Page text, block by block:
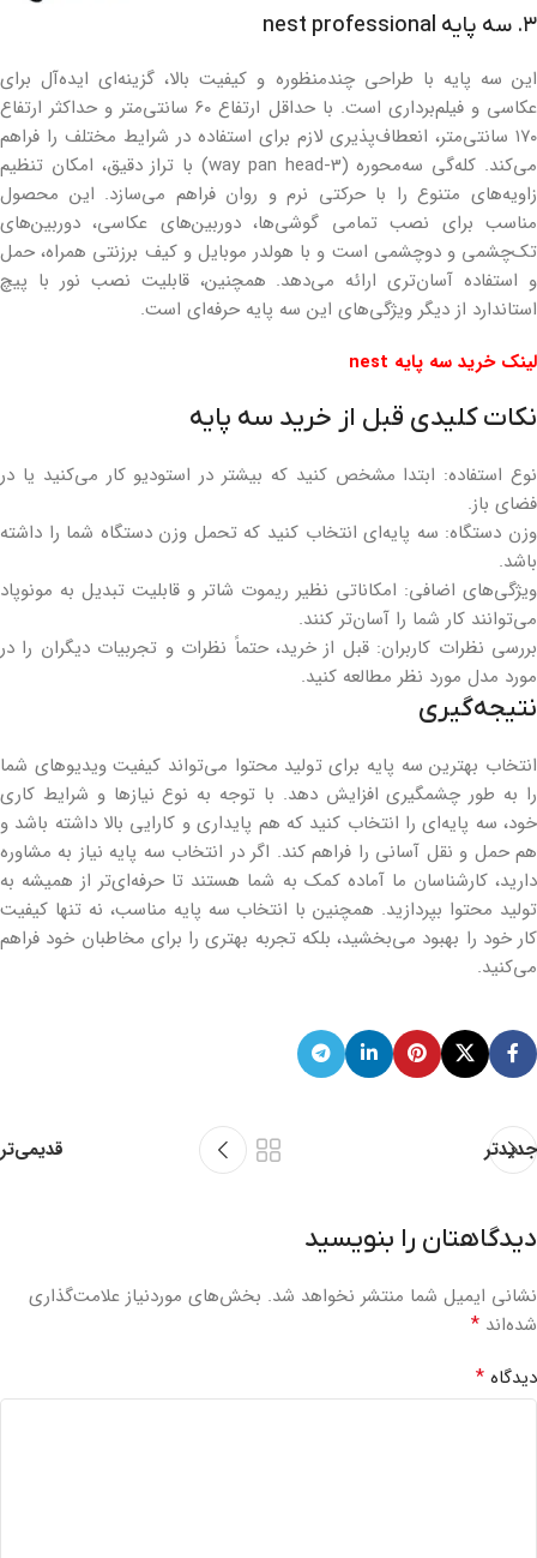
۳. سه پایه nest professional
این سه پایه با طراحی چندمنظوره و کیفیت بالا، گزینه‌ای ایده‌آل برای
عکاسی و فیلم‌برداری است. با حداقل ارتفاع ۶۰ سانتی‌متر و حداکثر ارتفاع
۱۷۰ سانتی‌متر، انعطاف‌پذیری لازم برای استفاده در شرایط مختلف را فراهم
می‌کند. کله‌گی سه‌محوره (3-way pan head) با تراز دقیق، امکان تنظیم
زاویه‌های متنوع را با حرکتی نرم و روان فراهم می‌سازد. این محصول
مناسب برای نصب تمامی گوشی‌ها، دوربین‌های عکاسی، دوربین‌های
تک‌چشمی و دوچشمی است و با هولدر موبایل و کیف برزنتی همراه، حمل
و استفاده آسان‌تری ارائه می‌دهد. همچنین، قابلیت نصب نور با پیچ
استاندارد از دیگر ویژگی‌های این سه پایه حرفه‌ای است.
لینک خرید سه پایه nest
نکات کلیدی قبل از خرید سه پایه
نوع استفاده: ابتدا مشخص کنید که بیشتر در استودیو کار می‌کنید یا در
فضای باز.
وزن دستگاه: سه پایه‌ای انتخاب کنید که تحمل وزن دستگاه شما را داشته
باشد.
ویژگی‌های اضافی: امکاناتی نظیر ریموت شاتر و قابلیت تبدیل به مونوپاد
می‌توانند کار شما را آسان‌تر کنند.
بررسی نظرات کاربران: قبل از خرید، حتماً نظرات و تجربیات دیگران را در
مورد مدل مورد نظر مطالعه کنید.
نتیجه‌گیری
انتخاب بهترین سه پایه برای تولید محتوا می‌تواند کیفیت ویدیوهای شما
را به طور چشمگیری افزایش دهد. با توجه به نوع نیازها و شرایط کاری
خود، سه پایه‌ای را انتخاب کنید که هم پایداری و کارایی بالا داشته باشد و
هم حمل و نقل آسانی را فراهم کند. اگر در انتخاب سه پایه نیاز به مشاوره
دارید، کارشناسان ما آماده کمک به شما هستند تا حرفه‌ای‌تر از همیشه به
تولید محتوا بپردازید. همچنین با انتخاب سه پایه مناسب، نه تنها کیفیت
کار خود را بهبود می‌بخشید، بلکه تجربه بهتری را برای مخاطبان خود فراهم
می‌کنید.
جدیدتر قدیمی‌تر
دیدگاهتان را بنویسید
نشانی ایمیل شما منتشر نخواهد شد. بخش‌های موردنیاز علامت‌گذاری
شده‌اند *
دیدگاه *